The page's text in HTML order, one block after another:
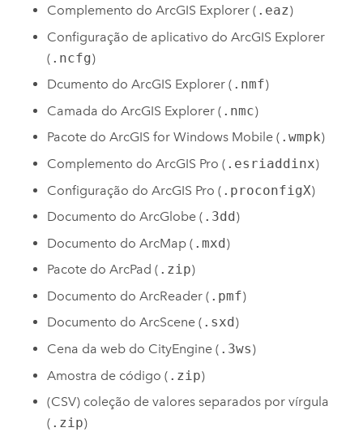
Complemento do ArcGIS Explorer ( .eaz)
Configuração de aplicativo do ArcGIS Explorer
( .ncfg)
Dcumento do ArcGIS Explorer ( .nmf)
Camada do ArcGIS Explorer ( .nmc)
Pacote doArcGIS for Windows Mobile ( .wmpk)
Complemento doArcGIS Pro ( .esriaddinx)
Configuração doArcGIS Pro ( .proconfigX)
Documento doArcGlobe ( .3dd )
Documento doArcMap ( .mxd)
Pacote do ArcPad ( .zip)
Documento doArcReader ( .pmf)
Documento doArcScene ( .sxd )
Cena da web do CityEngine ( .3ws)
Amostra de código ( .zip)
(CSV) coleção de valores separados por vírgula
( .zip)